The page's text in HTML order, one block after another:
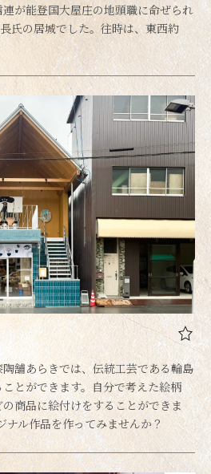
が能登国大屋庄の地頭職に命ぜられ
氏の居城でした。往時は、東西約
舗あらきでは、伝統工芸である輪島
とができます。自分で考えた絵柄
商品に絵付けをすることができま
ナル作品を作ってみませんか？